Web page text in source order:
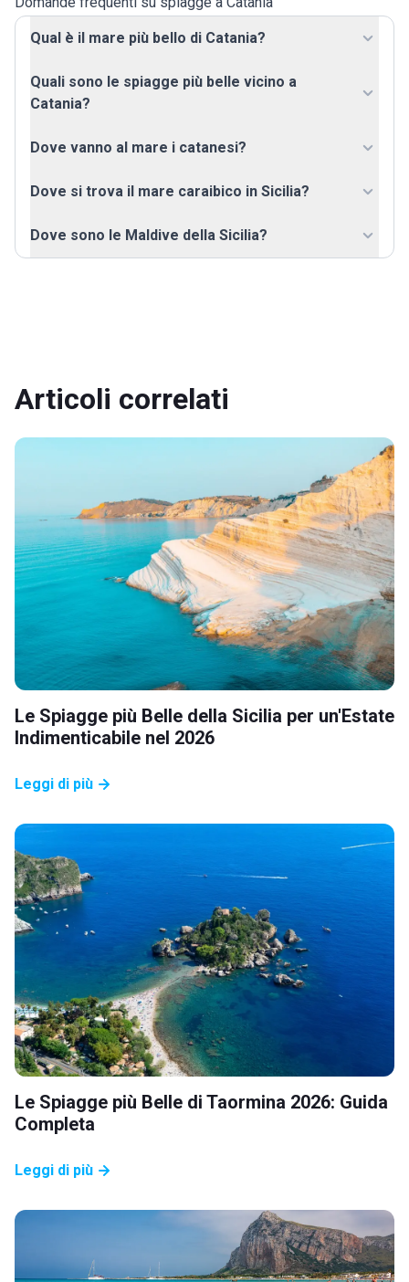
Qual è il mare più bello di Catania?
Quali sono le spiagge più belle vicino a
Catania?
Dove vanno al mare i catanesi?
Dove si trova il mare caraibico in Sicilia?
Dove sono le Maldive della Sicilia?
Articoli correlati
Le Spiagge più Belle della Sicilia per un'Estate
Indimenticabile nel 2026
Leggi di più
Le Spiagge più Belle di Taormina 2026: Guida
Completa
Leggi di più